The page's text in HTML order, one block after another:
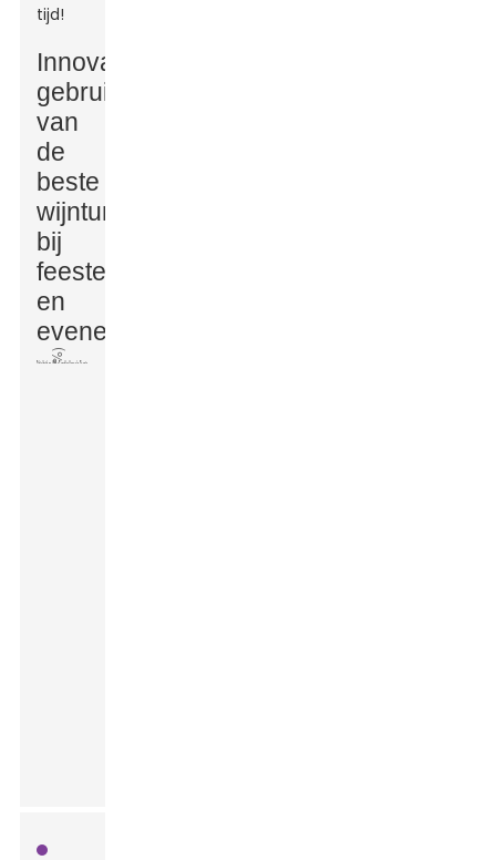
tijd!
Innovatief
gebruik
van
de
beste
wijntumbler
bij
feesten
en
evenementen